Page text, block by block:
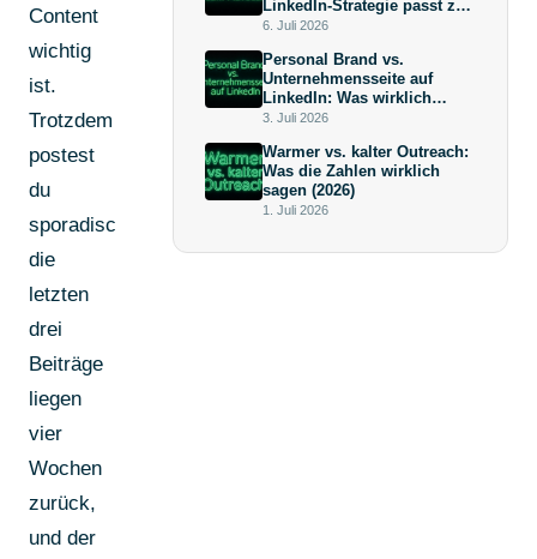
Content
wichtig
ist.
Trotzdem
postest
du
sporadisch,
die
letzten
drei
Beiträge
liegen
vier
Wochen
zurück,
und der
LinkedIn-Strategie passt zu
deiner Wachstumsphase?
6. Juli 2026
Personal Brand vs.
Unternehmensseite auf
LinkedIn: Was wirklich
mehr bringt (und warum die
Überraschung ist)
3. Juli 2026
Warmer vs. kalter Outreach:
Was die Zahlen wirklich
sagen (2026)
1. Juli 2026